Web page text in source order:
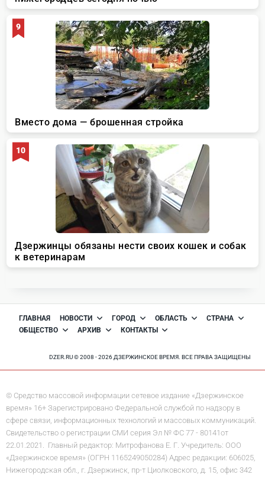
ГЛАВНАЯ НОВОСТИ ГОРОД ОБЛАСТЬ
СТРАНА
ОБЩЕСТВО
АРХИВ КОНТАКТЫ
DZER.RU © 2008 - 2026 ДЗЕРЖИНСКОЕ ВРЕМЯ. ВСЕ ПРАВА ЗАЩИЩЕНЫ
© Средство массовой информации сетевое издание «Дзержинское
время» 16+ Зарегистрировано Федеральной службой по надзору в
сфере связи, информационных технологий и массовых коммуникаций.
Свидетельство о регистрации СМИ серия Эл № ФС 77 - 80141от
22.01.2021. Главный редактор: Митрофанова Е. Г. Учредитель: ООО
«Дзержинское время» (ОГРН 1165249050284) Адрес редакции: 606025,
Нижегородская обл., г. Дзержинск, пр-т Циолковского, д. 15, офис 342